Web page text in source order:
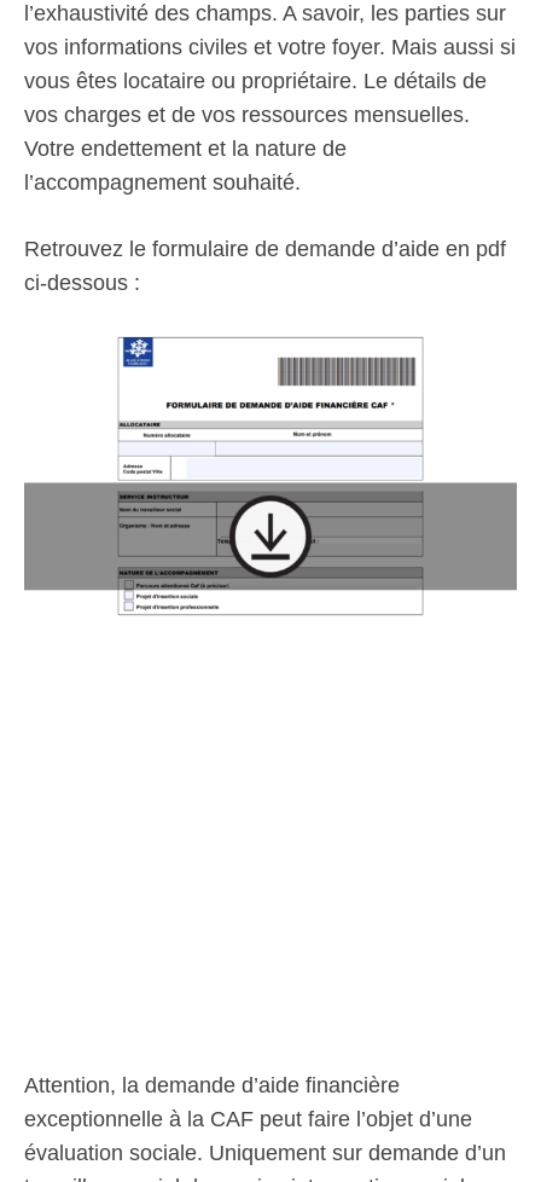
l’exhaustivité des champs. A savoir, les parties sur
vos informations civiles et votre foyer. Mais aussi si
vous êtes locataire ou propriétaire. Le détails de
vos charges et de vos ressources mensuelles.
Votre endettement et la nature de
l’accompagnement souhaité.
Retrouvez le formulaire de demande d’aide en pdf
ci-dessous :
Attention, la demande d’aide financière
exceptionnelle à la CAF peut faire l’objet d’une
évaluation sociale. Uniquement sur demande d’un